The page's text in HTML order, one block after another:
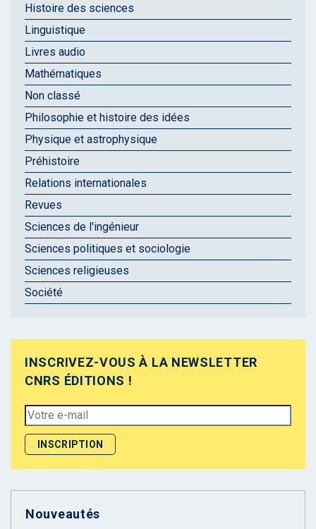
Histoire des sciences
Linguistique
Livres audio
Mathématiques
Non classé
Philosophie et histoire des idées
Physique et astrophysique
Préhistoire
Relations internationales
Revues
Sciences de l'ingénieur
Sciences politiques et sociologie
Sciences religieuses
Société
INSCRIVEZ-VOUS À LA NEWSLETTER
CNRS ÉDITIONS !
Nouveautés